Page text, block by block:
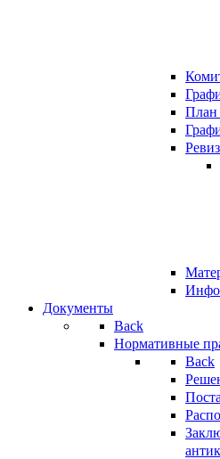
План
Документы
Back
Нормативные
Back